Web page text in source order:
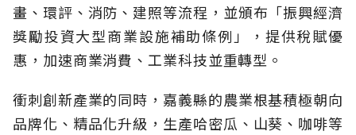
畫、環評、消防、建照等流程，並頒布「振興經濟
獎勵投資大型商業設施補助條例」，提供稅賦優
惠，加速商業消費、工業科技並重轉型。
衝刺創新產業的同時，嘉義縣的農業根基積極朝向
品牌化、精品化升級，生產哈密瓜、山葵、咖啡等